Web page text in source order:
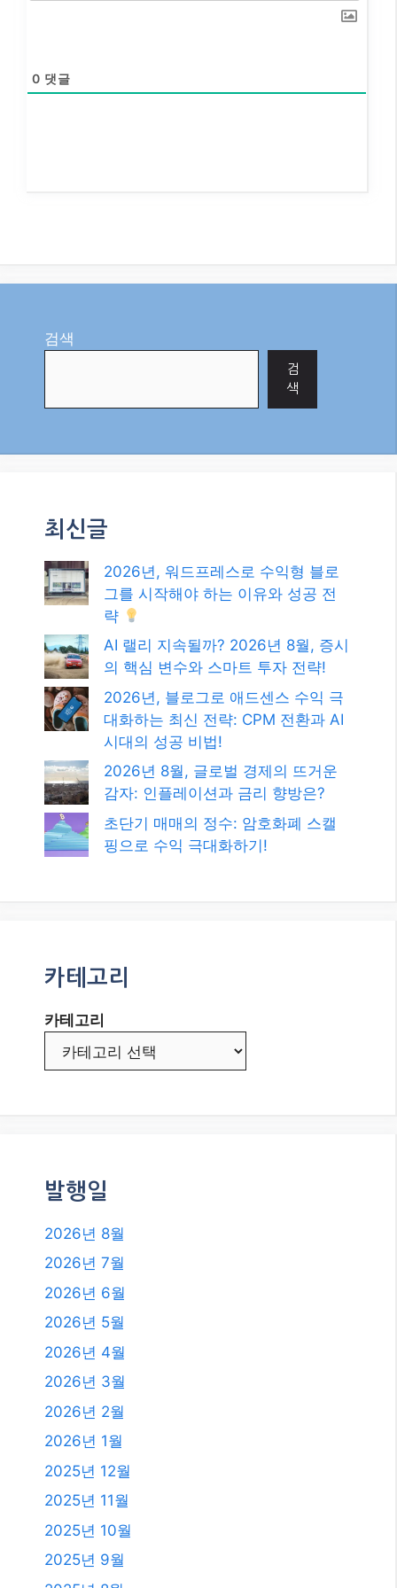
0 댓글
검색
검
색
최신글
2026년, 워드프레스로 수익형 블로
그를 시작해야 하는 이유와 성공 전
략
AI 랠리 지속될까? 2026년 8월, 증시
의 핵심 변수와 스마트 투자 전략!
2026년, 블로그로 애드센스 수익 극
대화하는 최신 전략: CPM 전환과 AI
시대의 성공 비법!
2026년 8월, 글로벌 경제의 뜨거운
감자: 인플레이션과 금리 향방은?
초단기 매매의 정수: 암호화폐 스캘
핑으로 수익 극대화하기!
카테고리
카테고리
발행일
2026년 8월
2026년 7월
2026년 6월
2026년 5월
2026년 4월
2026년 3월
2026년 2월
2026년 1월
2025년 12월
2025년 11월
2025년 10월
2025년 9월